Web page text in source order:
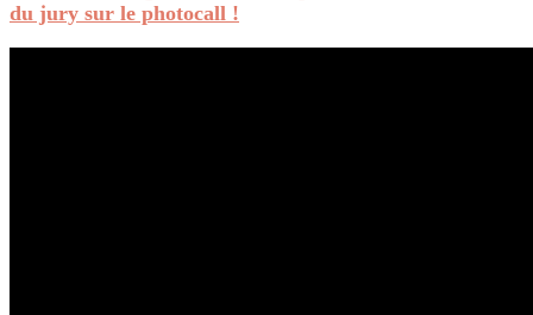
du jury sur le photocall !